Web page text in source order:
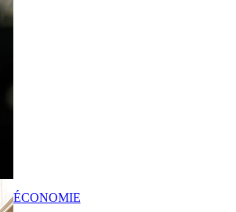
ÉCONOMIE